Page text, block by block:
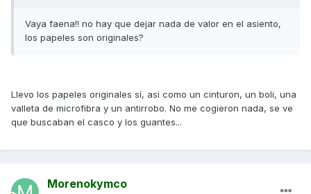
Vaya faena!! no hay que dejar nada de valor en el asiento,
los papeles son originales?
Llevo los papeles originales sí, asi como un cinturon, un boli, una
valleta de microfibra y un antirrobo. No me cogieron nada, se ve
que buscaban el casco y los guantes...
Morenokymco